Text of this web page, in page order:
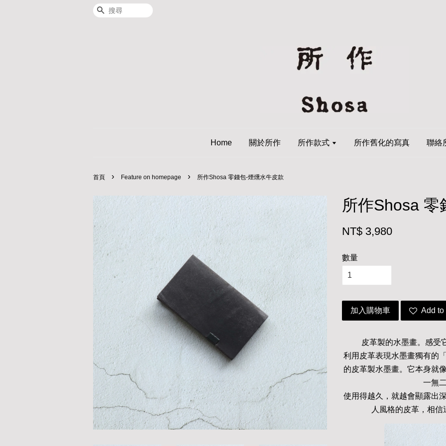
搜尋
Home 關於所作 所作款式 所作舊化的寫真 聯絡
首頁 › Feature on homepage › 所作Shosa 零錢包-煙燻水牛皮款
所作Shosa 零
NT$ 3,980
數量
加入購物車 Add
皮革製的水墨畫。感受
利用皮革表現水墨畫獨有的
的皮革製水墨畫。它本身就
一無
使用得越久，就越會顯露出
人風格的皮革，相